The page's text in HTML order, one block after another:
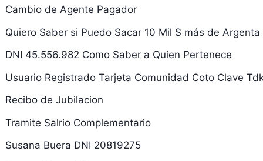
Cambio de Agente Pagador
Quiero Saber si Puedo Sacar 10 Mil $ más de Argenta
DNI 45.556.982 Como Saber a Quien Pertenece
Usuario Registrado Tarjeta Comunidad Coto Clave
Recibo de Jubilacion
Tramite Salrio Complementario
Susana Buera DNI 20819275